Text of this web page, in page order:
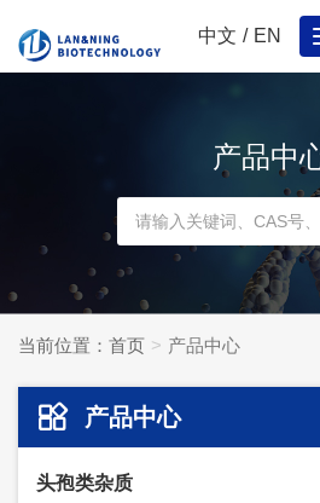
中文 / EN
产品中
当前位置： 首页 产品中心
产品中心
头孢类杂质